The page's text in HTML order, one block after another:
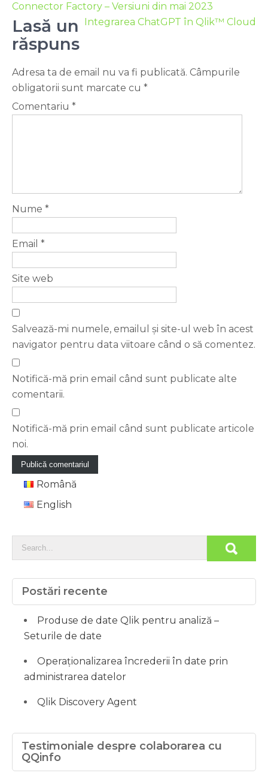
Connector Factory – Versiuni din mai 2023
Integrarea ChatGPT în Qlik™ Cloud
Lasă un
răspuns
Adresa ta de email nu va fi publicată. Câmpurile
obligatorii sunt marcate cu *
Comentariu *
Nume *
Email *
Site web
Salvează-mi numele, emailul și site-ul web în acest
navigator pentru data viitoare când o să comentez.
Notifică-mă prin email când sunt publicate alte
comentarii.
Notifică-mă prin email când sunt publicate articole
noi.
Română
English
Postări recente
Produse de date Qlik pentru analiză –
Seturile de date
Operaționalizarea încrederii în date prin
administrarea datelor
Qlik Discovery Agent
Testimoniale despre colaborarea cu
QQinfo